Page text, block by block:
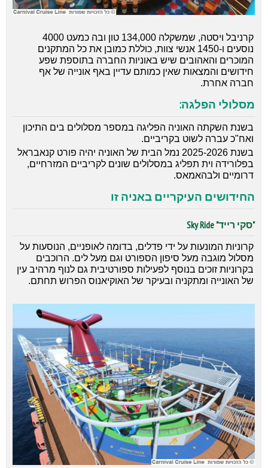
קרניבל ויסטה, שמשקלה 134,000 טון ובה כמעט 4000
נוסעים ו-1450 אנשי צוות, כוללת כמובן את כל המתקנים
המוכרים והאהובים שיש באוניות החברה בתוספת שפע
חידושים והמצאות שאין כמותם עדיין באף אונייה של אף
חברה אחרת.
מסלולי הפלגה:
בשנת השקתה האוניה הפליגה במספר מסלולים בים התיכון
ואח"כ עברה לשוט בקריביים.
בשנת 2025-2026 נמל הבית של האוניה יהיה פורט קנאבראל
בפלורידה וית תפליג במסלולים שונים לקריביים המזרחיים,
דרומיים ולבהאמאס.
החידושים העיקריים באניה זו
"סקי רייד" Sky Ride
קרוניות המונעות על ידי פדלים, בדומה לאופניים, הנוסעות על
מסלול מוגבה מעל סיפון הספורט וגם מעל לים. הרוכבים
בקרוניות זוכים בנוסף לפעילות ספורטיבית גם לנוף מרהיב עין
של האונייה ומתקניה ובעיקר של האוקיאנוס הפרוש תחתם.